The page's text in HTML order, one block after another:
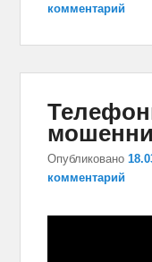
комментарий
Опубликовано
комментарий